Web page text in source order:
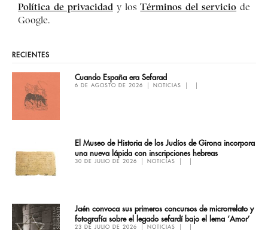
Política de privacidady losTérminos del servicio de
Google.
RECIENTES
Cuando España era Sefarad
6 DE AGOSTO DE 2026 NOTICIAS
El Museo de Historia de los Judíos de Girona incorpora
una nueva lápida con inscripciones hebreas
30 DE JULIO DE 2026 NOTICIAS
Jaén convoca sus primeros concursos de microrrelato y
fotografía sobre el legado sefardí bajo el lema ‘Amor’
23 DE JULIO DE 2026 NOTICIAS